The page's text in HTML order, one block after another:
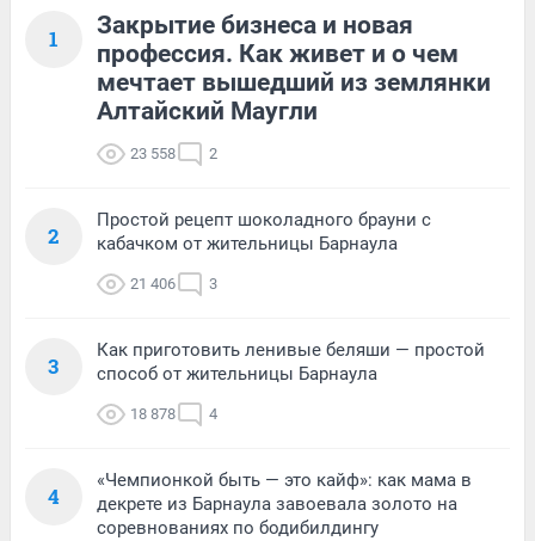
1
Закрытие бизнеса и новая
профессия. Как живет и о чем
мечтает вышедший из землянки
Алтайский Маугли
23 558 2
2
Простой рецепт шоколадного брауни с
кабачком от жительницы Барнаула
21 406 3
3
Как приготовить ленивые беляши — простой
способ от жительницы Барнаула
18 878 4
4
«Чемпионкой быть — это кайф»: как мама в
декрете из Барнаула завоевала золото на
соревнованиях по бодибилдингу